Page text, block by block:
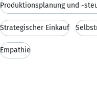
Produktionsplanung und -
Strategischer Einkauf
Empathie